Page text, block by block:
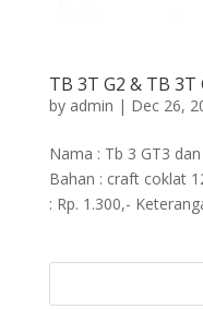
TB 3T G2 & TB 3T
by admin | Dec 26,
Nama : Tb 3 GT3
Bahan : craft coklat
: Rp. 1.300,-